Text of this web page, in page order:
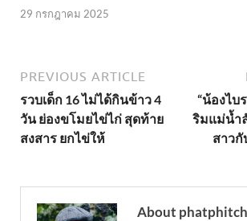
29 กรกฎาคม 2025
PREVIOUS ARTICLE
รวบเด็ก 16 ไม่ได้กินข้าว 4
วัน ย่องขโมยไข่ไก่ สุดท้าย
สงสาร ยกไข่ให้
“น้องไบ
ริมแม่น้ำ
สาวกั
About